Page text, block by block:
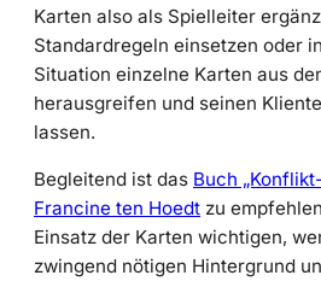
Karten also als Spielleiter
Standardregeln einsetzen oder
Situation einzelne Karten aus
herausgreifen und seinen
lassen.
Begleitend ist das Buch
Francine ten Hoedt zu
Einsatz der Karten wichtigen,
zwingend nötigen Hintergrund